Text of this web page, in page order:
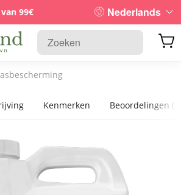
99€ Nederlands
Kenmerken Beoordelingen (1)